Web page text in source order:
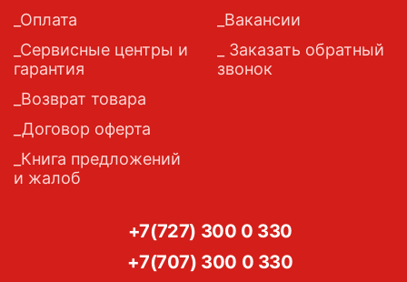
Оплата
Сервисные центры и
гарантия
Возврат товара
Договор оферта
Книга предложений
и жалоб
Вакансии
Заказать обратный
звонок
+7(727) 300 0 330
+7(707) 300 0 330